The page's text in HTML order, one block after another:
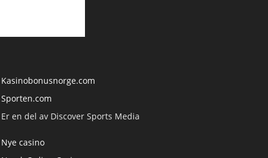
Kasinobonusnorge.com
Sporten.com
Er en del av Discover Sports Media
Nye casino